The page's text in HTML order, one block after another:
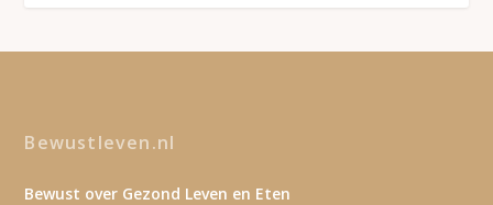
Bewustleven.nl
Bewust over Gezond Leven en Eten